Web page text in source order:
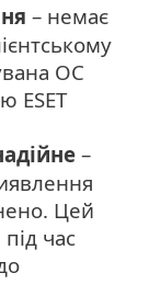
– немає
ОС
ESET
–
Цей
час